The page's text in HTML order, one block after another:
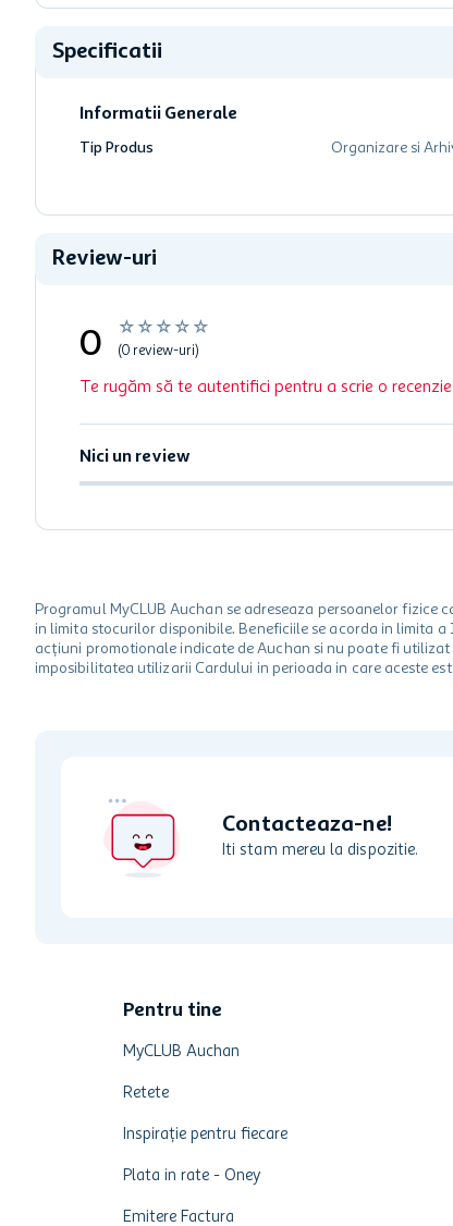
Specificatii
Informatii Generale
Tip Produs Organizare si
Review-uri
☆ ☆ ☆ ☆ ☆
0 (0 review-uri)
Te rugăm să te autentifici pentru a scrie o recenzie.
Nici un review
Programul MyCLUB Auchan se adreseaza persoanelor fizice
in limita stocurilor disponibile. Beneficiile se acorda in limita
acțiuni promotionale indicate de Auchan si nu poate fi
imposibilitatea utilizarii Cardului in perioada in care aceste
Contacteaza-ne!
Iti stam mereu la dispozitie.
Pentru tine
MyCLUB Auchan
Retete
Inspirație pentru fiecare
Plata in rate - Oney
Emitere Factura